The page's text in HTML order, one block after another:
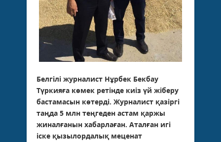
Белгілі журналист Нұрбек Бекбау
Түркияға көмек ретінде киіз үй жіберу
бастамасын көтерді. Журналист қазіргі
таңда 5 млн теңгеден астам қаржы
жиналғанын хабарлаған. Аталған игі
іске қызылордалық меценат